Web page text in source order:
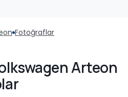
Fotoğraflar
Arteon